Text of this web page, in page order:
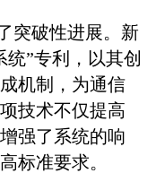
破性进展。新
”专利，以其创
机制，为通信
技术不仅提高
强了系统的响
标准要求。